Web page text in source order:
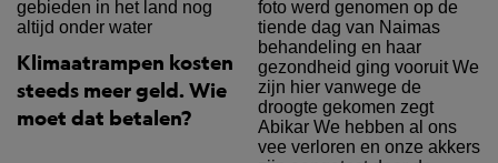
Klimaatrampen kosten
steeds meer geld. Wie
moet dat betalen?